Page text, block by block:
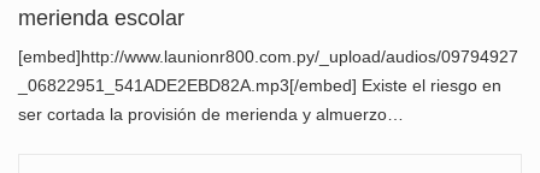
merienda escolar
[embed]http://www.launionr800.com.py/_upload/audios/09794927
_06822951_541ADE2EBD82A.mp3[/embed] Existe el riesgo en
ser cortada la provisión de merienda y almuerzo…